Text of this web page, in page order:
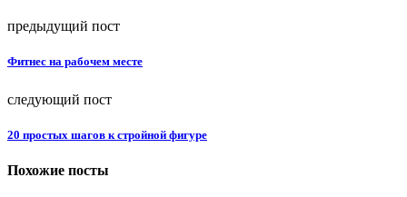
предыдущий пост
Фитнес на рабочем месте
следующий пост
20 простых шагов к стройной фигуре
Похожие посты